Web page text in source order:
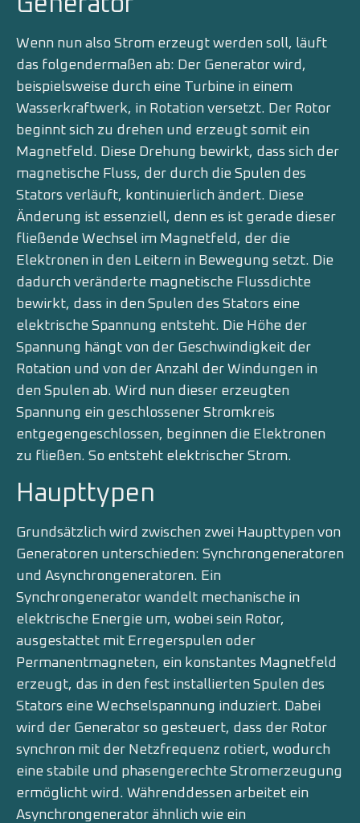
Wenn nun also Strom erzeugt werden soll, läuft
das folgendermaßen ab: Der Generator wird,
beispielsweise durch eine Turbine in einem
Wasserkraftwerk, in Rotation versetzt. Der Rotor
beginnt sich zu drehen und erzeugt somit ein
Magnetfeld. Diese Drehung bewirkt, dass sich der
magnetische Fluss, der durch die Spulen des
Stators verläuft, kontinuierlich ändert. Diese
Änderung ist essenziell, denn es ist gerade dieser
fließende Wechsel im Magnetfeld, der die
Elektronen in den Leitern in Bewegung setzt. Die
dadurch veränderte magnetische Flussdichte
bewirkt, dass in den Spulen des Stators eine
elektrische Spannung entsteht. Die Höhe der
Spannung hängt von der Geschwindigkeit der
Rotation und von der Anzahl der Windungen in
den Spulen ab. Wird nun dieser erzeugten
Spannung ein geschlossener Stromkreis
entgegengeschlossen, beginnen die Elektronen
zu fließen. So entsteht elektrischer Strom.
Haupttypen
Grundsätzlich wird zwischen zwei Haupttypen von
Generatoren unterschieden: Synchrongeneratoren
und Asynchrongeneratoren. Ein
Synchrongenerator wandelt mechanische in
elektrische Energie um, wobei sein Rotor,
ausgestattet mit Erregerspulen oder
Permanentmagneten, ein konstantes Magnetfeld
erzeugt, das in den fest installierten Spulen des
Stators eine Wechselspannung induziert. Dabei
wird der Generator so gesteuert, dass der Rotor
synchron mit der Netzfrequenz rotiert, wodurch
eine stabile und phasengerechte Stromerzeugung
ermöglicht wird. Währenddessen arbeitet ein
Asynchrongenerator ähnlich wie ein